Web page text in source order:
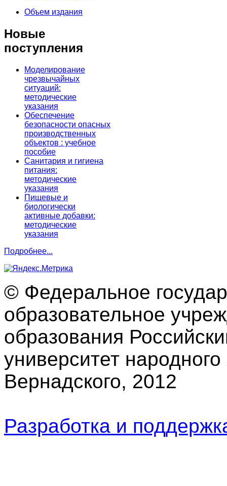
Объем издания
Новые
поступления
Моделирование
чрезвычайных
ситуаций:
методические
указания
Обеспечение
безопасности опасных
производственных
объектов : учебное
пособие
Санитария и гигиена
питания:
методические
указания
Пищевые и
биологически
активные добавки:
методические
указания
Подробнее...
© Федеральное
образовательное
образования
университет
Вернадского, 2012
Разработка и